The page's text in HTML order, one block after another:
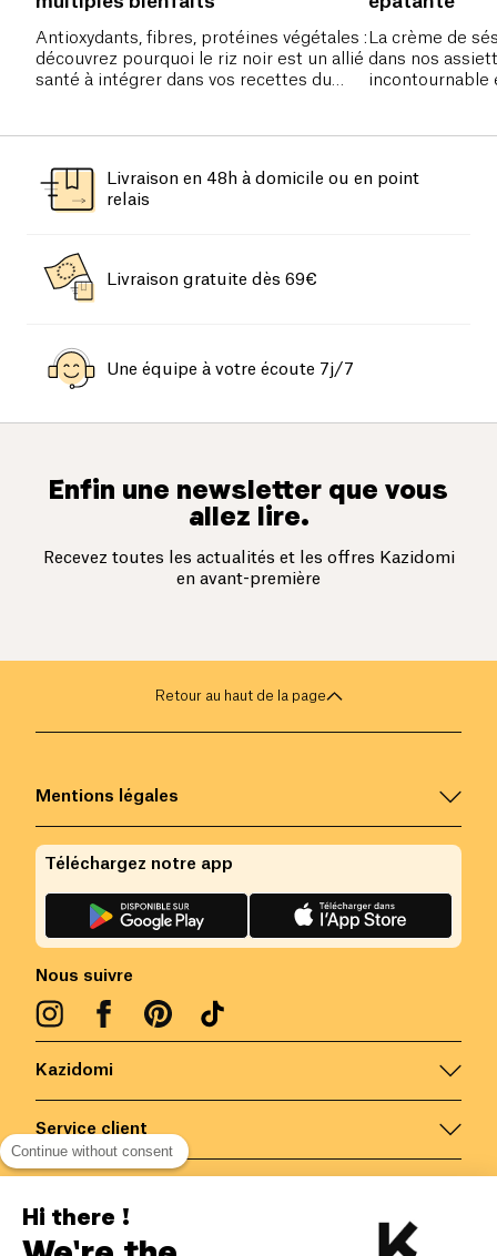
Antioxydants, fibres, protéines végétales :
découvrez pourquoi le riz noir est un allié
santé à intégrer dans vos recettes du
La crème de
dans nos
incontournable
Livraison en 48h à domicile ou en point
relais
Livraison gratuite dès 69€
Une équipe à votre écoute 7j/7
Enfin une newsletter que vous
allez lire.
Recevez toutes les actualités et les offres Kazidomi
en avant-première
Retour au haut de la page
Kazidomi
Service client
Mentions légales
Nous suivre
Téléchargez notre app
Belgique/FR
Continue without consent
Hi there !